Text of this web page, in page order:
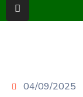
LAYANAN
HUKUM
PPID04/09/2025